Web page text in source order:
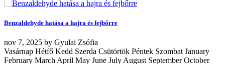
Benzaldehyde hatása a hajra és fejbőrre
nov 7, 2025 by Gyulai Zsófia
Vasárnap Hétfő Kedd Szerda Csütörtök Péntek Szombat January
February March April May June July August September October